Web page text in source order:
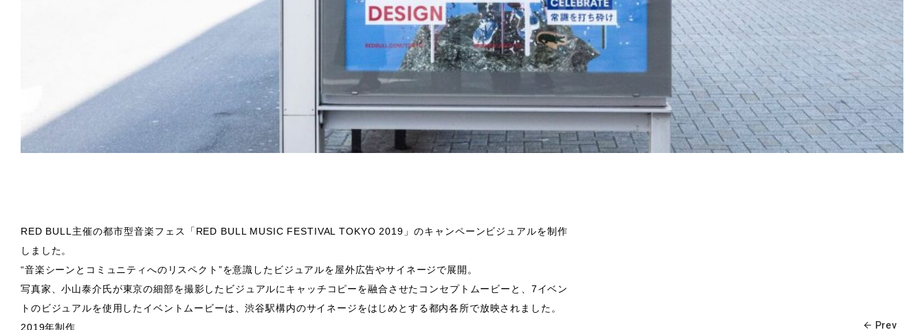
RED BULL主催の都市型音楽フェス「RED BULL MUSIC FESTIVAL TOKYO 2019」のキャンペーンビジュアルを制作
しました。
“音楽シーンとコミュニティへのリスペクト”を意識したビジュアルを屋外広告やサイネージで展開。
写真家、小山泰介氏が東京の細部を撮影したビジュアルにキャッチコピーを融合させたコンセプトムービーと、7イベン
トのビジュアルを使用したイベントムービーは、渋谷駅構内のサイネージをはじめとする都内各所で放映されました。
2019年制作
Prev